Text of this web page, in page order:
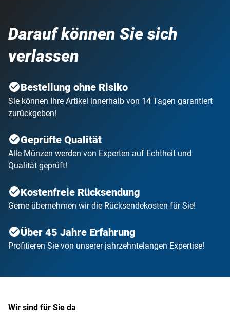
Darauf können Sie sich
verlassen
Bestellung ohne Risiko
Sie können Ihre Artikel innerhalb von 14 Tagen garantiert
zurückgeben!
Geprüfte Qualität
Alle Münzen werden von Experten auf Echtheit und
Qualität geprüft!
Kostenfreie Rücksendung
Gerne übernehmen wir die Rücksendekosten für Sie!
Über 45 Jahre Erfahrung
Profitieren Sie von unserer jahrzehntelangen Expertise!
Wir sind für Sie da